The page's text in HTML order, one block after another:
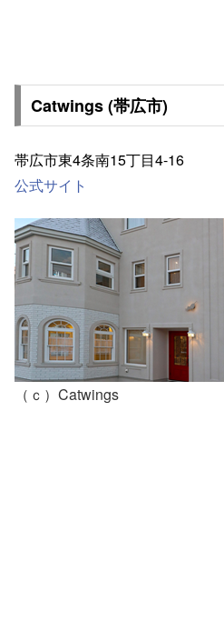
Catwings (帯広市)
帯広市東4条南15丁目4-16
公式サイト
（ｃ）Catwings